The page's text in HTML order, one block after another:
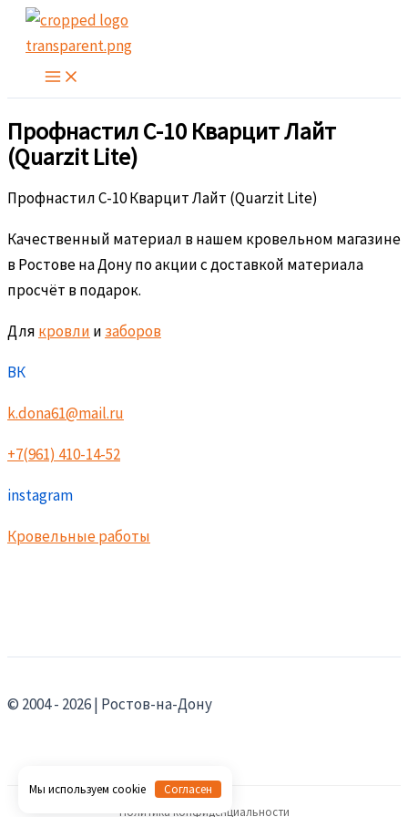
Перейти
содержимому
Профнастил С-10 Кварцит Лайт
(Quarzit Lite)
Профнастил С-10 Кварцит Лайт (Quarzit Lite)
Качественный материал в нашем кровельном магазине
в Ростове на Дону по акции с доставкой материала
просчёт в подарок.
Для кровли и заборов
ВК
k.dona61@mail.ru
+7(961) 410-14-52
instagram
Кровельные работы
© 2004 - 2026 | Ростов-на-Дону
Политика конфиденциальности
Мы используем cookie Согласен